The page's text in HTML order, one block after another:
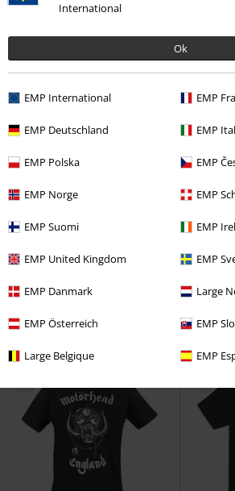
International
Ok
EMP International EMP
EMP Deutschland EMP
EMP Polska EMP
EMP Norge EMP
EMP Suomi EMP
EMP United Kingdom EMP
EMP Danmark Large
EMP Österreich EMP
Large Belgique EMP
kr 719,00
Blumen
Rammstein
Kortermet skjorte
Frakr
Fra
Black